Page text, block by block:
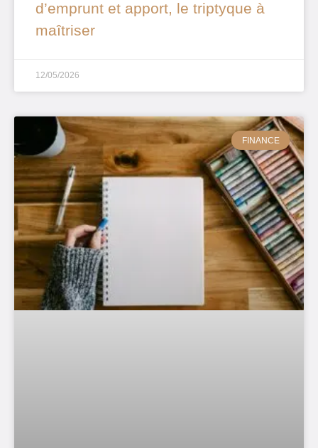
d’emprunt et apport, le triptyque à
maîtriser
12/05/2026
FINANCE